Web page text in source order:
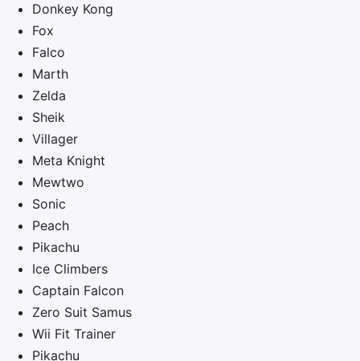
Donkey Kong
Fox
Falco
Marth
Zelda
Sheik
Villager
Meta Knight
Mewtwo
Sonic
Peach
Pikachu
Ice Climbers
Captain Falcon
Zero Suit Samus
Wii Fit Trainer
Pikachu